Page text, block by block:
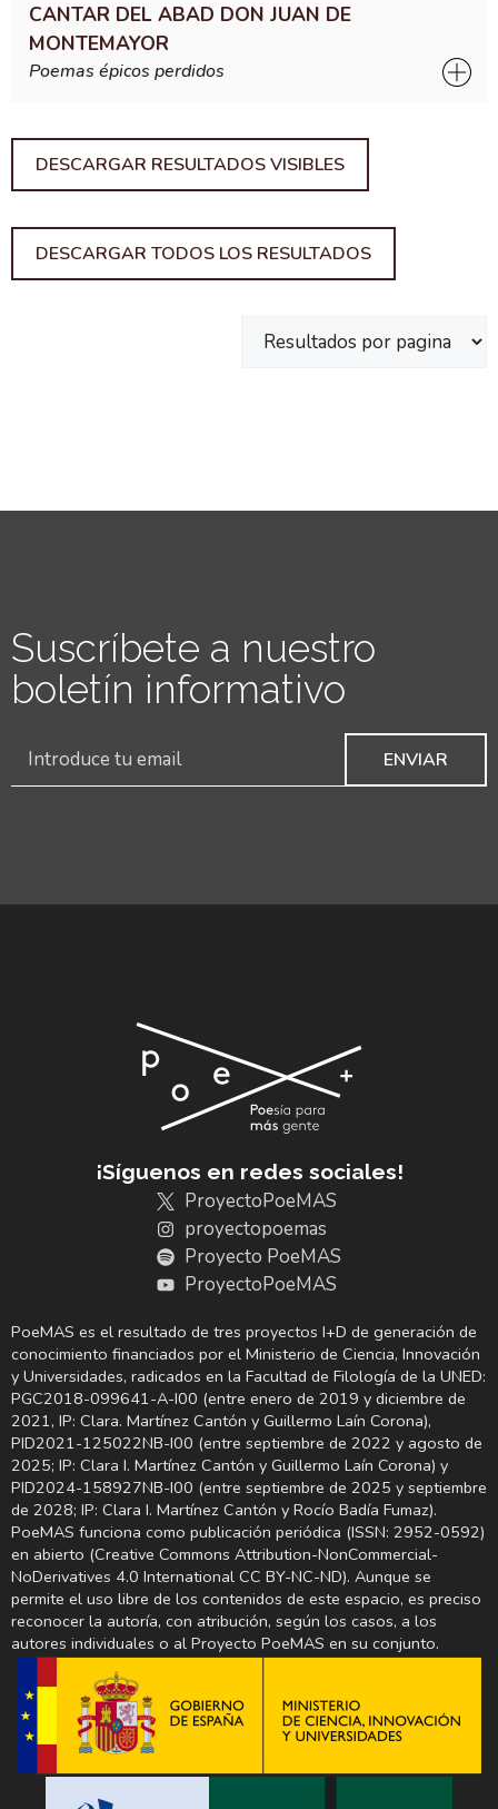
CANTAR DEL ABAD DON JUAN DE
MONTEMAYOR
Poemas épicos perdidos
Suscríbete a nuestro
boletín informativo
¡Síguenos en redes sociales!
ProyectoPoeMAS
proyectopoemas
Proyecto PoeMAS
ProyectoPoeMAS
PoeMAS es el resultado de tres proyectos I+D de generación de
conocimiento financiados por el Ministerio de Ciencia, Innovación
y Universidades, radicados en la Facultad de Filología de la UNED:
PGC2018-099641-A-I00 (entre enero de 2019 y diciembre de
2021, IP: Clara. Martínez Cantón y Guillermo Laín Corona),
PID2021-125022NB-I00 (entre septiembre de 2022 y agosto de
2025; IP: Clara I. Martínez Cantón y Guillermo Laín Corona) y
PID2024-158927NB-I00 (entre septiembre de 2025 y septiembre
de 2028; IP: Clara I. Martínez Cantón y Rocío Badía Fumaz).
PoeMAS funciona como publicación periódica (ISSN: 2952-0592)
en abierto (Creative Commons Attribution-NonCommercial-
NoDerivatives 4.0 International CC BY-NC-ND). Aunque se
permite el uso libre de los contenidos de este espacio, es preciso
reconocer la autoría, con atribución, según los casos, a los
autores individuales o al Proyecto PoeMAS en su conjunto.